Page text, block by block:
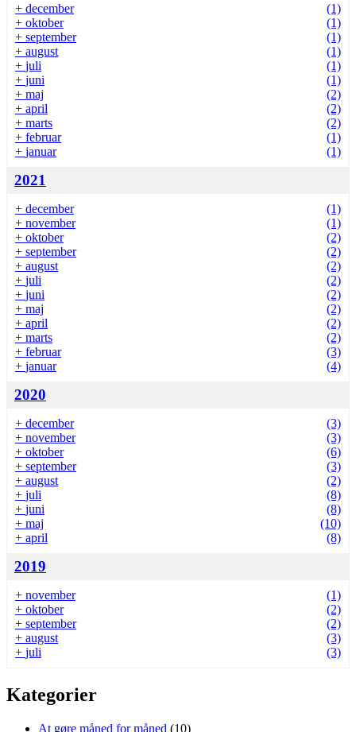
+ december
(1)
+ oktober
(1)
+ september
(1)
+ august
(1)
+ juli
(1)
+ juni
(1)
+ maj
(2)
+ april
(2)
+ marts
(2)
+ februar
(1)
+ januar (1)
2021
+ december
(1)
+ november
(1)
+ oktober
(2)
+ september
(2)
+ august
(2)
+ juli
(2)
+ juni
(2)
+ maj
(2)
+ april
(2)
+ marts
(2)
+ februar
(3)
+ januar (4)
2020
+ december
(3)
+ november
(3)
+ oktober
(6)
+ september
(3)
+ august
(2)
+ juli
(8)
+ juni
(8)
+ maj
(10)
+ april (8)
2019
+ november
(1)
+ oktober
(2)
+ september
(2)
+ august
(3)
+ juli (3)
Kategorier
At gøre måned for måned (10)